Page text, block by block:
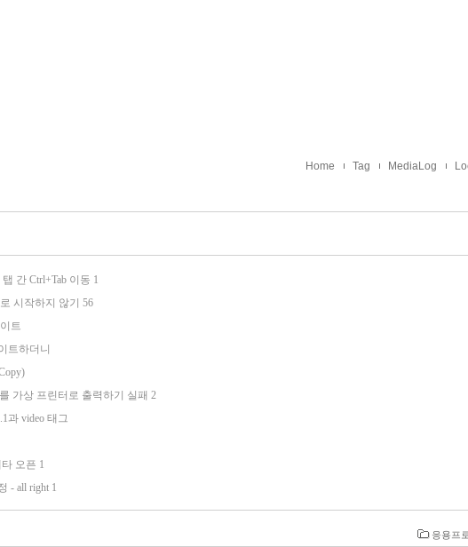
Home Tag MediaLog
간 Ctrl+Tab 이동 1
시작하지 않기 56
트
트하더니
가상 프린터로 출력하기 실패 2
과 video 태그
오픈 1
- all right 1
응용프